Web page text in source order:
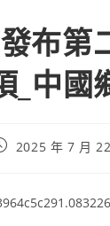
布第
_中國
2025 年 7 月